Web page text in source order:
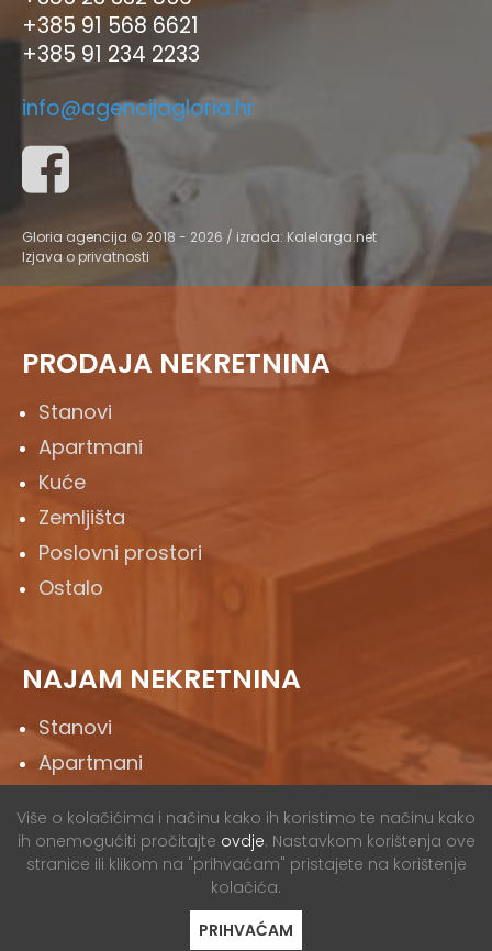
+385 91 568 6621
+385 91 234 2233
info@agencijagloria.hr
Gloria agencija © 2018 - 2026 / izrada: Kalelarga.net
Izjava o privatnosti
PRODAJA NEKRETNINA
Stanovi
Apartmani
Kuće
Zemljišta
Poslovni prostori
Ostalo
NAJAM NEKRETNINA
Stanovi
Apartmani
Zemljišta
Poslovni prostori
Više o kolačićima i načinu kako ih koristimo te načinu kako
ih onemogućiti pročitajte ovdje. Nastavkom korištenja ove
stranice ili klikom na "prihvaćam" pristajete na korištenje
kolačića.
PRIHVAĆAM